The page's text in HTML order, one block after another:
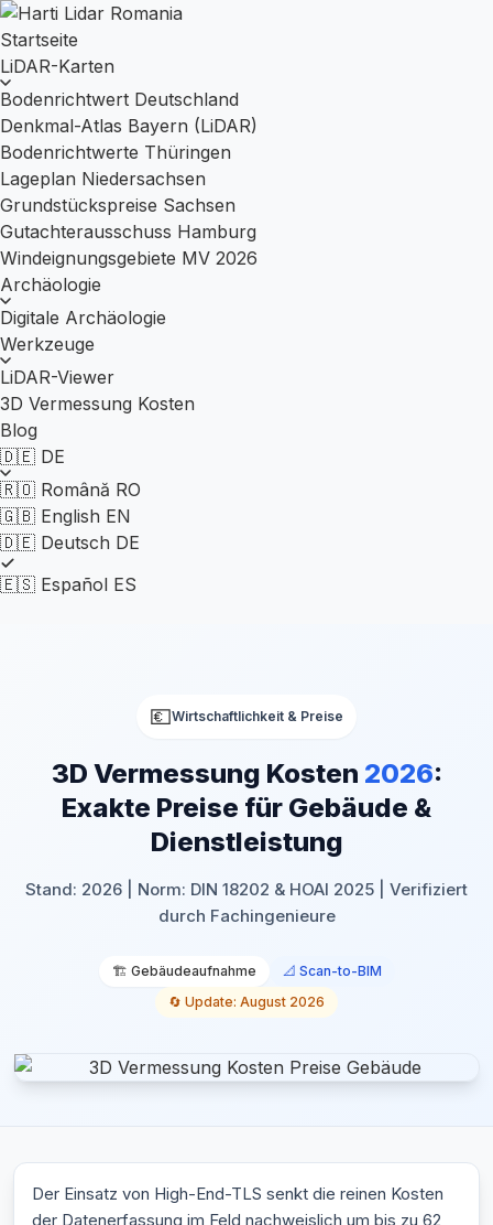
Startseite
LiDAR-Karten
Bodenrichtwert Deutschland
Denkmal-Atlas Bayern (LiDAR)
Bodenrichtwerte Thüringen
Lageplan Niedersachsen
Grundstückspreise Sachsen
Gutachterausschuss Hamburg
Windeignungsgebiete MV 2026
Archäologie
Digitale Archäologie
Werkzeuge
LiDAR-Viewer
3D Vermessung Kosten
Blog
🇩🇪 DE
🇷🇴 Română RO
🇬🇧 English EN
🇩🇪 Deutsch DE
🇪🇸 Español ES
💶Wirtschaftlichkeit & Preise
3D Vermessung Kosten 2026:
Exakte Preise für Gebäude &
Dienstleistung
Stand: 2026 | Norm: DIN 18202 & HOAI 2025 | Verifiziert
durch Fachingenieure
🏗️ Gebäudeaufnahme
📐 Scan-to-BIM
🔄 Update: August 2026
Der Einsatz von High-End-TLS senkt die reinen Kosten
der Datenerfassung im Feld nachweislich um bis zu 62